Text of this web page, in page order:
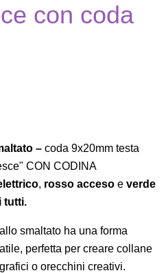
con coda
– coda 9x20mm testa
CON CODINA
, rosso acceso e verde
tutti.
smaltato ha una forma
perfetta per creare collane
o orecchini creativi.